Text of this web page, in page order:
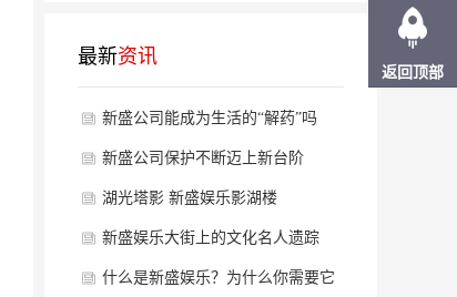
最新资讯
新盛公司能成为生活的“解药”吗
新盛公司保护不断迈上新台阶
湖光塔影 新盛娱乐影湖楼
新盛娱乐大街上的文化名人遗踪
什么是新盛娱乐？为什么你需要它
返回顶部